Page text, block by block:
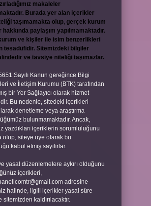
makaleler
Burada yer alan içerikler
taşımamakta olup, gerçek kurum
paylaşım yapılmamaktadır.
ve kişiler ile isim benzerlikleri
tesadüfidir. Sitemizdeki bilgiler
ve tavsiye niteliği taşımazlar.
Sayılı Kanun gereğince Bilgi
ve İletişim Kurumu (BTK) tarafından
bir Yer Sağlayıcı olarak hizmet
Bu nedenle, sitedeki içerikleri
denetleme veya araştırma
bulunmamaktadır. Ancak,
yazdıkları içeriklerin sorumluluğunu
olup, siteye üye olarak bu
kabul etmiş sayılırlar.
yasal düzenlemelere aykırı olduğunu
içerikleri,
adresine
halinde, ilgili içerikler yasal süre
kaldırılacaktır.